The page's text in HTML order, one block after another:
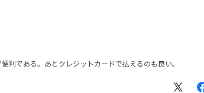
利である。あとクレジットカードで払えるのも良い。